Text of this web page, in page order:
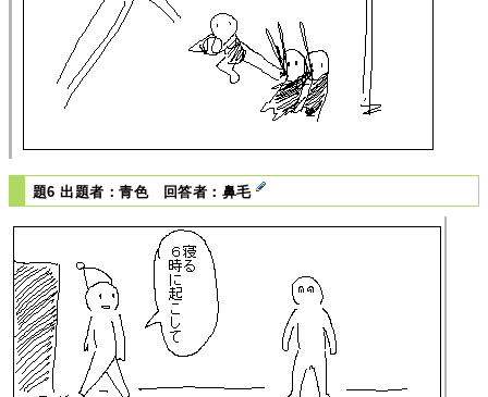
題6 出題者：青色 回答者：鼻毛